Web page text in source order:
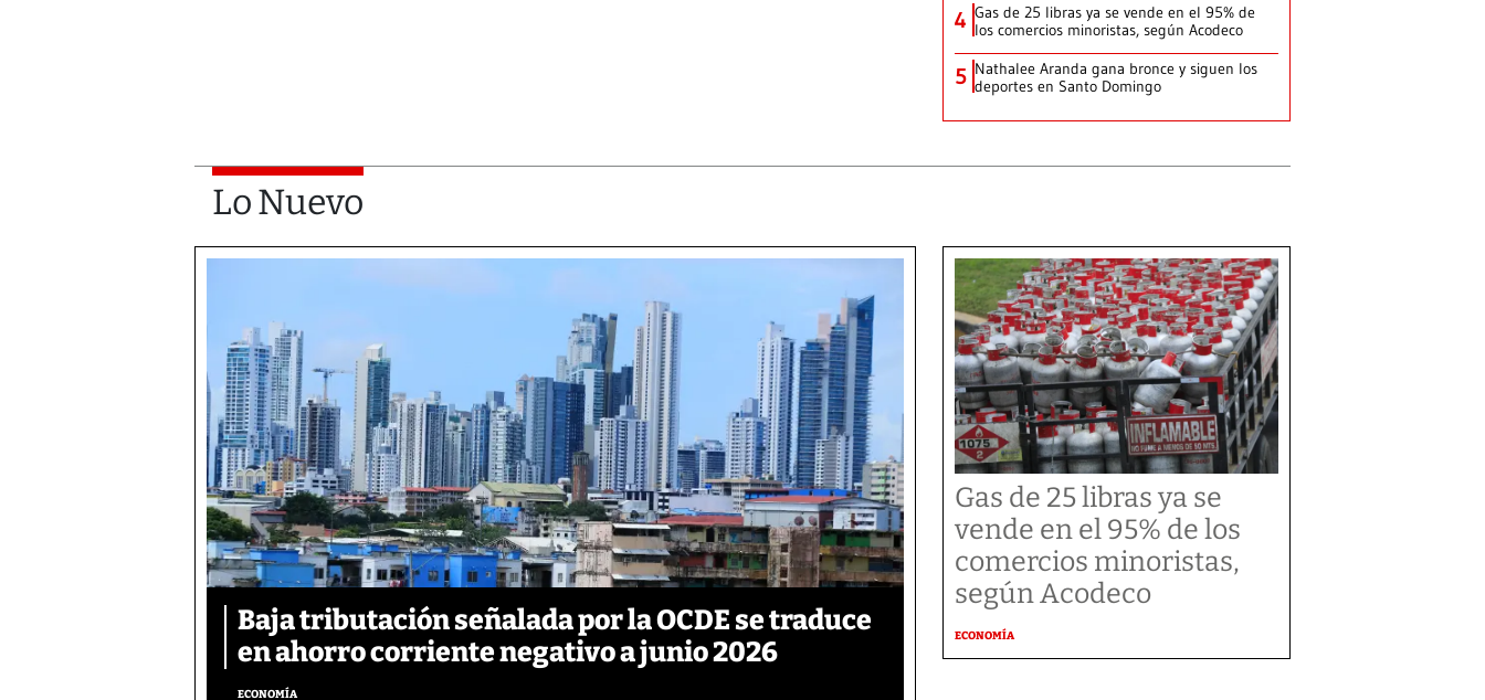
4 Gas de 25 libras ya se vende en el 95% de
los comercios minoristas, según Acodeco
5 Nathalee Aranda gana bronce y siguen los
deportes en Santo Domingo
Lo Nuevo
Baja tributación señalada por la OCDE se traduce
en ahorro corriente negativo a junio 2026
ECONOMÍA
Gas de 25 libras ya se
vende en el 95% de los
comercios minoristas,
según Acodeco
ECONOMÍA